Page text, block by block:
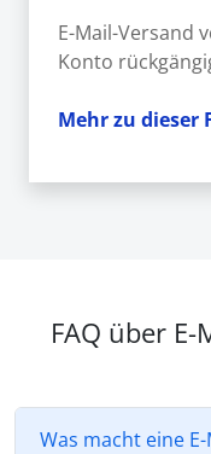
E-Mail-Versand
Konto
Mehr zu dieser
FAQ über
Was macht eine